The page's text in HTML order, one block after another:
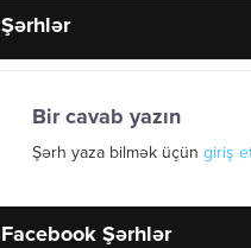
Şərhlər
Bir cavab yazın
Şərh yaza bilmək üçün giriş
Facebook Şərhlər